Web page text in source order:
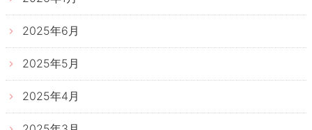
2025年6月
2025年5月
2025年4月